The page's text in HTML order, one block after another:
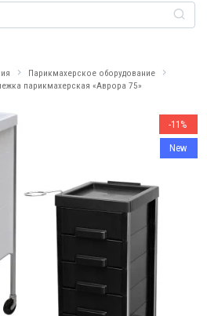
Парикмахерское оборудование
парикмахерская «Аврора 75»
-11%
New